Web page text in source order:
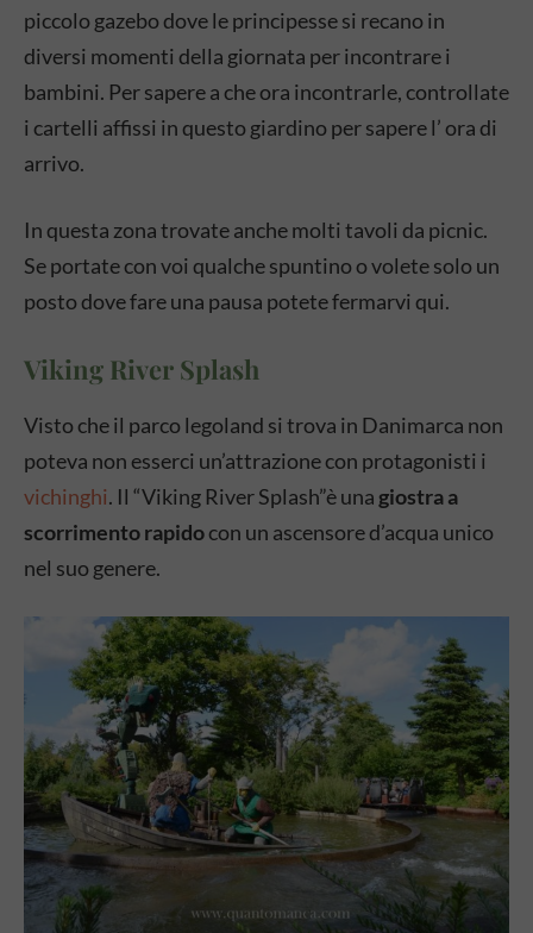
piccolo gazebo dove le principesse si recano in
diversi momenti della giornata per incontrare i
bambini. Per sapere a che ora incontrarle, controllate
i cartelli affissi in questo giardino per sapere l’ ora di
arrivo.
In questa zona trovate anche molti tavoli da picnic.
Se portate con voi qualche spuntino o volete solo un
posto dove fare una pausa potete fermarvi qui.
Viking River Splash
Visto che il parco legoland si trova in Danimarca non
poteva non esserci un’attrazione con protagonisti i
vichinghi. Il “Viking River Splash”è una giostra a
scorrimento rapidocon un ascensore d’acqua unico
nel suo genere.